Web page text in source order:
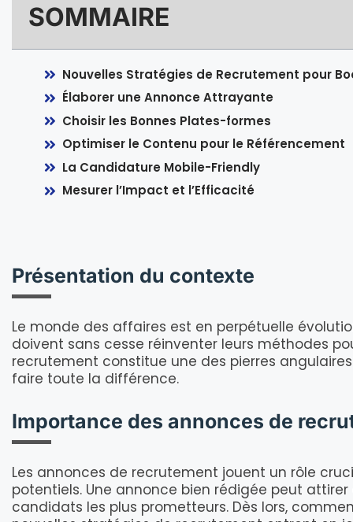
SOMMAIRE
Nouvelles Stratégies de Recrutement pour
Élaborer une Annonce Attrayante
Choisir les Bonnes Plates-formes
Optimiser le Contenu pour le Référencement
La Candidature Mobile-Friendly
Mesurer l’Impact et l’Efficacité
Présentation du contexte
Le monde des affaires est en perpétuelle
doivent sans cesse réinventer leurs méthodes
recrutement constitue une des pierres
faire toute la différence.
Importance des annonces de
Les annonces de recrutement jouent un rôle
potentiels. Une annonce bien rédigée peut
candidats les plus prometteurs. Dès lors,